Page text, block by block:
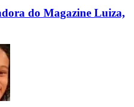
do Magazine Luiza,